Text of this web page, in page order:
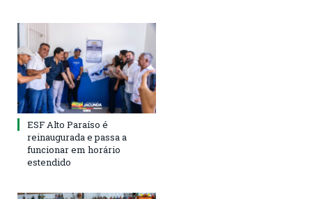
ESF Alto Paraíso é
reinaugurada e passa a
funcionar em horário
estendido